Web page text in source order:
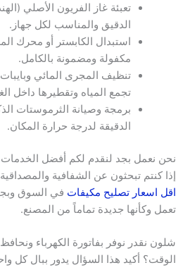
تعبئة غاز الفريون الأصلي
الدقيق والمناسب لكل جهاز.
استبدال الكابستر أو محرك
مكفولة ومضمونة بالكامل.
تنظيف المجرى المائي
تجمع المياه وتقطيرها داخل
برمجة وصيانة الثرموستات
الدقيقة لدرجة حرارة المكان.
نحن نعمل بجد لنقدم لكم أفضل الخدمات
إذا كنتم تبحثون عن الشفافية
اقل اسعار تصليح مكيفات في السوق
تعمل وكأنها جديدة تماماً من المصنع.
شلون نقدر نوفر بفاتورة الكهرباء
الوقت؟ أكيد هذا السؤال يدور ببال كل